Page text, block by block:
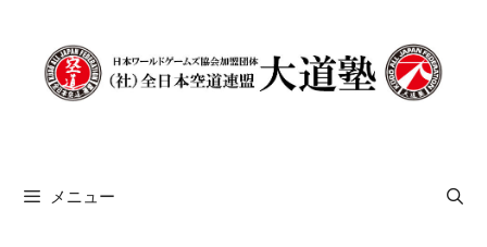
メニュー